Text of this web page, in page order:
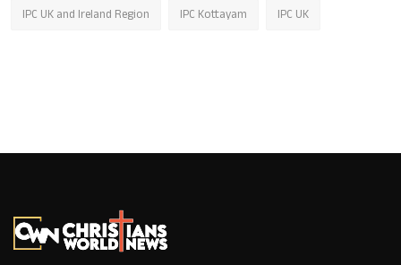
IPC UK and Ireland Region IPC Kottayam IPC UK